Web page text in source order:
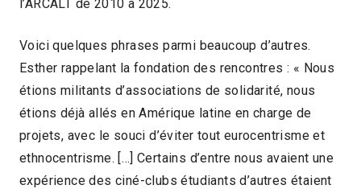
l’ARCALT de 2010 à 2025.
Voici quelques phrases parmi beaucoup d’autres.
Esther rappelant la fondation des rencontres : « Nous
étions militants d’associations de solidarité, nous
étions déjà allés en Amérique latine en charge de
projets, avec le souci d’éviter tout eurocentrisme et
ethnocentrisme. […] Certains d’entre nous avaient une
expérience des ciné-clubs étudiants d’autres étaient